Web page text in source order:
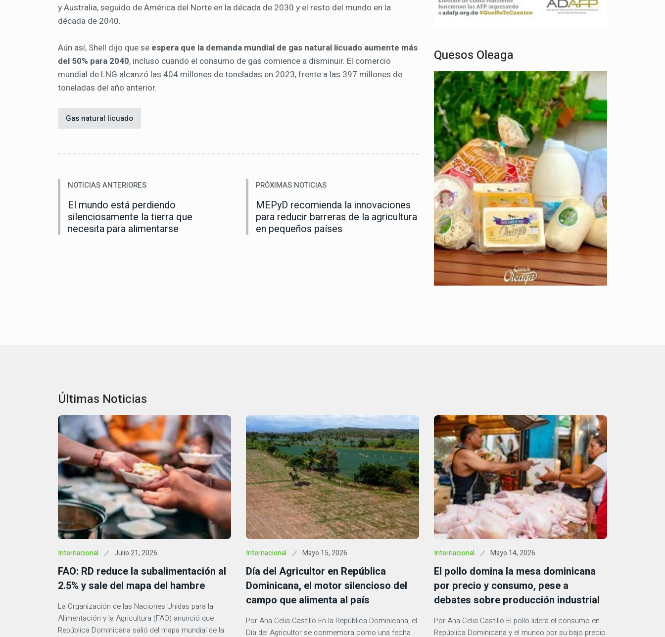
y Australia, seguido de América del Norte en la década de 2030 y el resto del mundo en la
década de 2040.
Aún así, Shell dijo que se espera que la demanda mundial de gas natural licuado aumente más
del 50% para 2040, incluso cuando el consumo de gas comience a disminuir. El comercio
mundial de LNG alcanzó las 404 millones de toneladas en 2023, frente a las 397 millones de
toneladas del año anterior.
Gas natural licuado
NOTICIAS ANTERIORES
El mundo está perdiendo
silenciosamente la tierra que
necesita para alimentarse
PRÓXIMAS NOTICIAS
MEPyD recomienda la innovaciones
para reducir barreras de la agricultura
en pequeños países
Quesos Oleaga
Últimas Noticias
Internacional Julio 21, 2026
FAO: RD reduce la subalimentación al
2.5% y sale del mapa del hambre
La Organización de las Naciones Unidas para la
Alimentación y la Agricultura (FAO) anunció que
República Dominicana salió del mapa mundial de la
Internacional Mayo 15, 2026
Día del Agricultor en República
Dominicana, el motor silencioso del
campo que alimenta al país
Por Ana Celia Castillo En la República Dominicana, el
Día del Agricultor se conmemora como una fecha
Internacional Mayo 14, 2026
El pollo domina la mesa dominicana
por precio y consumo, pese a
debates sobre producción industrial
Por Ana Celia Castillo El pollo lidera el consumo en
República Dominicana y el mundo por su bajo precio